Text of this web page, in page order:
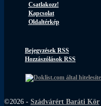
Csatlakozz!
Kapcsolat
Oldaltérkép
Bejegyzések RSS
Hozzászólások RSS
©2026 - Szádvárért Baráti Kör